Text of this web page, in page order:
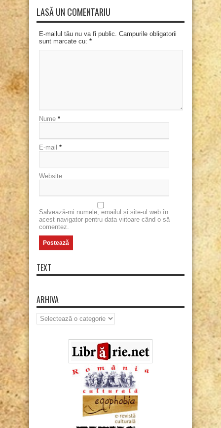
LASĂ UN COMENTARIU
E-mailul tău nu va fi public. Campurile obligatorii
sunt marcate cu: *
Nume *
E-mail *
Website
Salvează-mi numele, emailul și site-ul web în
acest navigator pentru data viitoare când o să
comentez.
TEXT
ARHIVA
Arhiva